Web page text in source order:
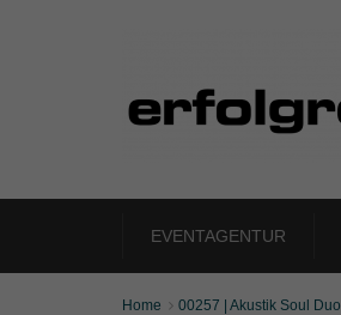
EVENTAGENTUR
Home  00257 | Akustik Soul Duo